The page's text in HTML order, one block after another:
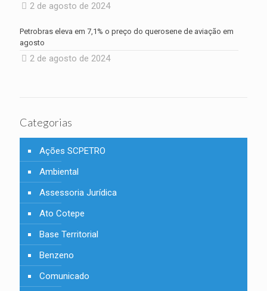
2 de agosto de 2024
Petrobras eleva em 7,1% o preço do querosene de aviação em
agosto
2 de agosto de 2024
Categorias
Ações SCPETRO
Ambiental
Assessoria Jurídica
Ato Cotepe
Base Territorial
Benzeno
Comunicado